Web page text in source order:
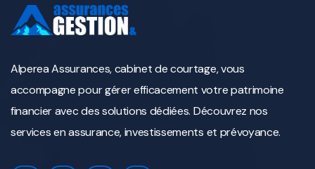
Alperea Assurances, cabinet de courtage, vous
accompagne pour gérer efficacement votre patrimoine
financier avec des solutions dédiées. Découvrez nos
services en assurance, investissements et prévoyance.